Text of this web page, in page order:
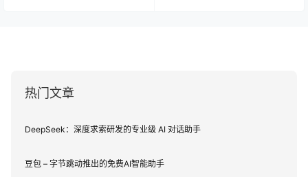
热门文章
DeepSeek：深度求索研发的专业级 AI 对话助手
豆包 – 字节跳动推出的免费AI智能助手